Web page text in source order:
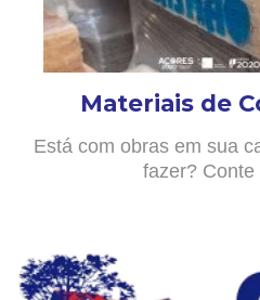
Materiais de
Está com obras em sua
fazer?